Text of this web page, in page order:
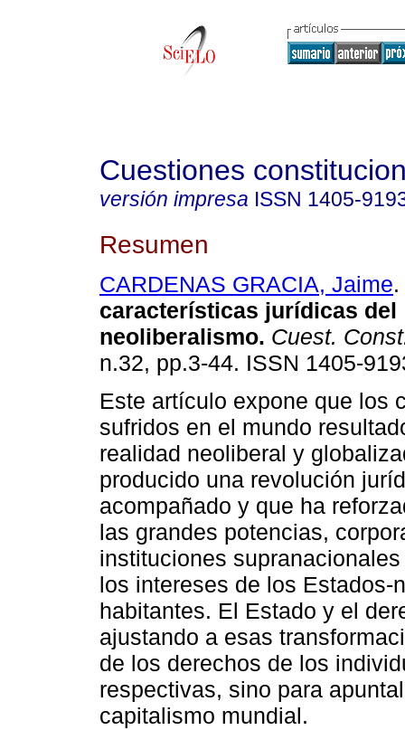
Cuestiones
versión impresa ISSN 1405-
Resumen
CARDENAS GRACIA, Jaime.
características jurídicas del
neoliberalismo. Cuest.
n.32, pp.3-44. ISSN 1405-
Este artículo expone que los
sufridos en el mundo
realidad neoliberal y
producido una revolución
acompañado y que ha
las grandes potencias,
instituciones
los intereses de los Estados-
habitantes. El Estado y el
ajustando a esas
de los derechos de los
respectivas, sino para
capitalismo mundial.